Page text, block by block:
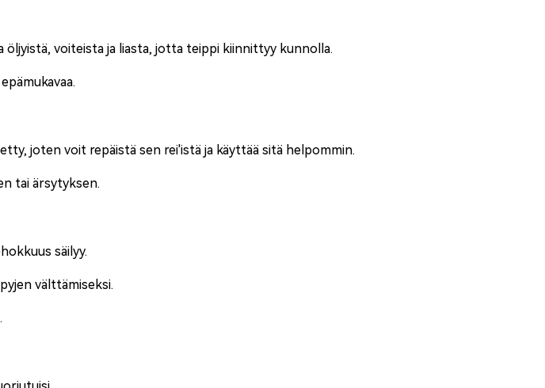
öljyistä, voiteista ja liasta, jotta teippi kiinnittyy kunnolla.
joten voit repäistä sen rei'istä ja käyttää sitä helpommin.
tai ärsytyksen.
säilyy.
välttämiseksi.